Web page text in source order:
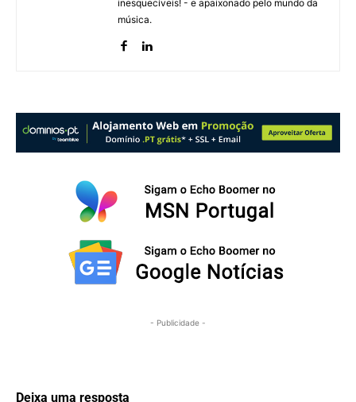
inesquecíveis! - e apaixonado pelo mundo da
música.
- Publicidade -
Deixa uma resposta